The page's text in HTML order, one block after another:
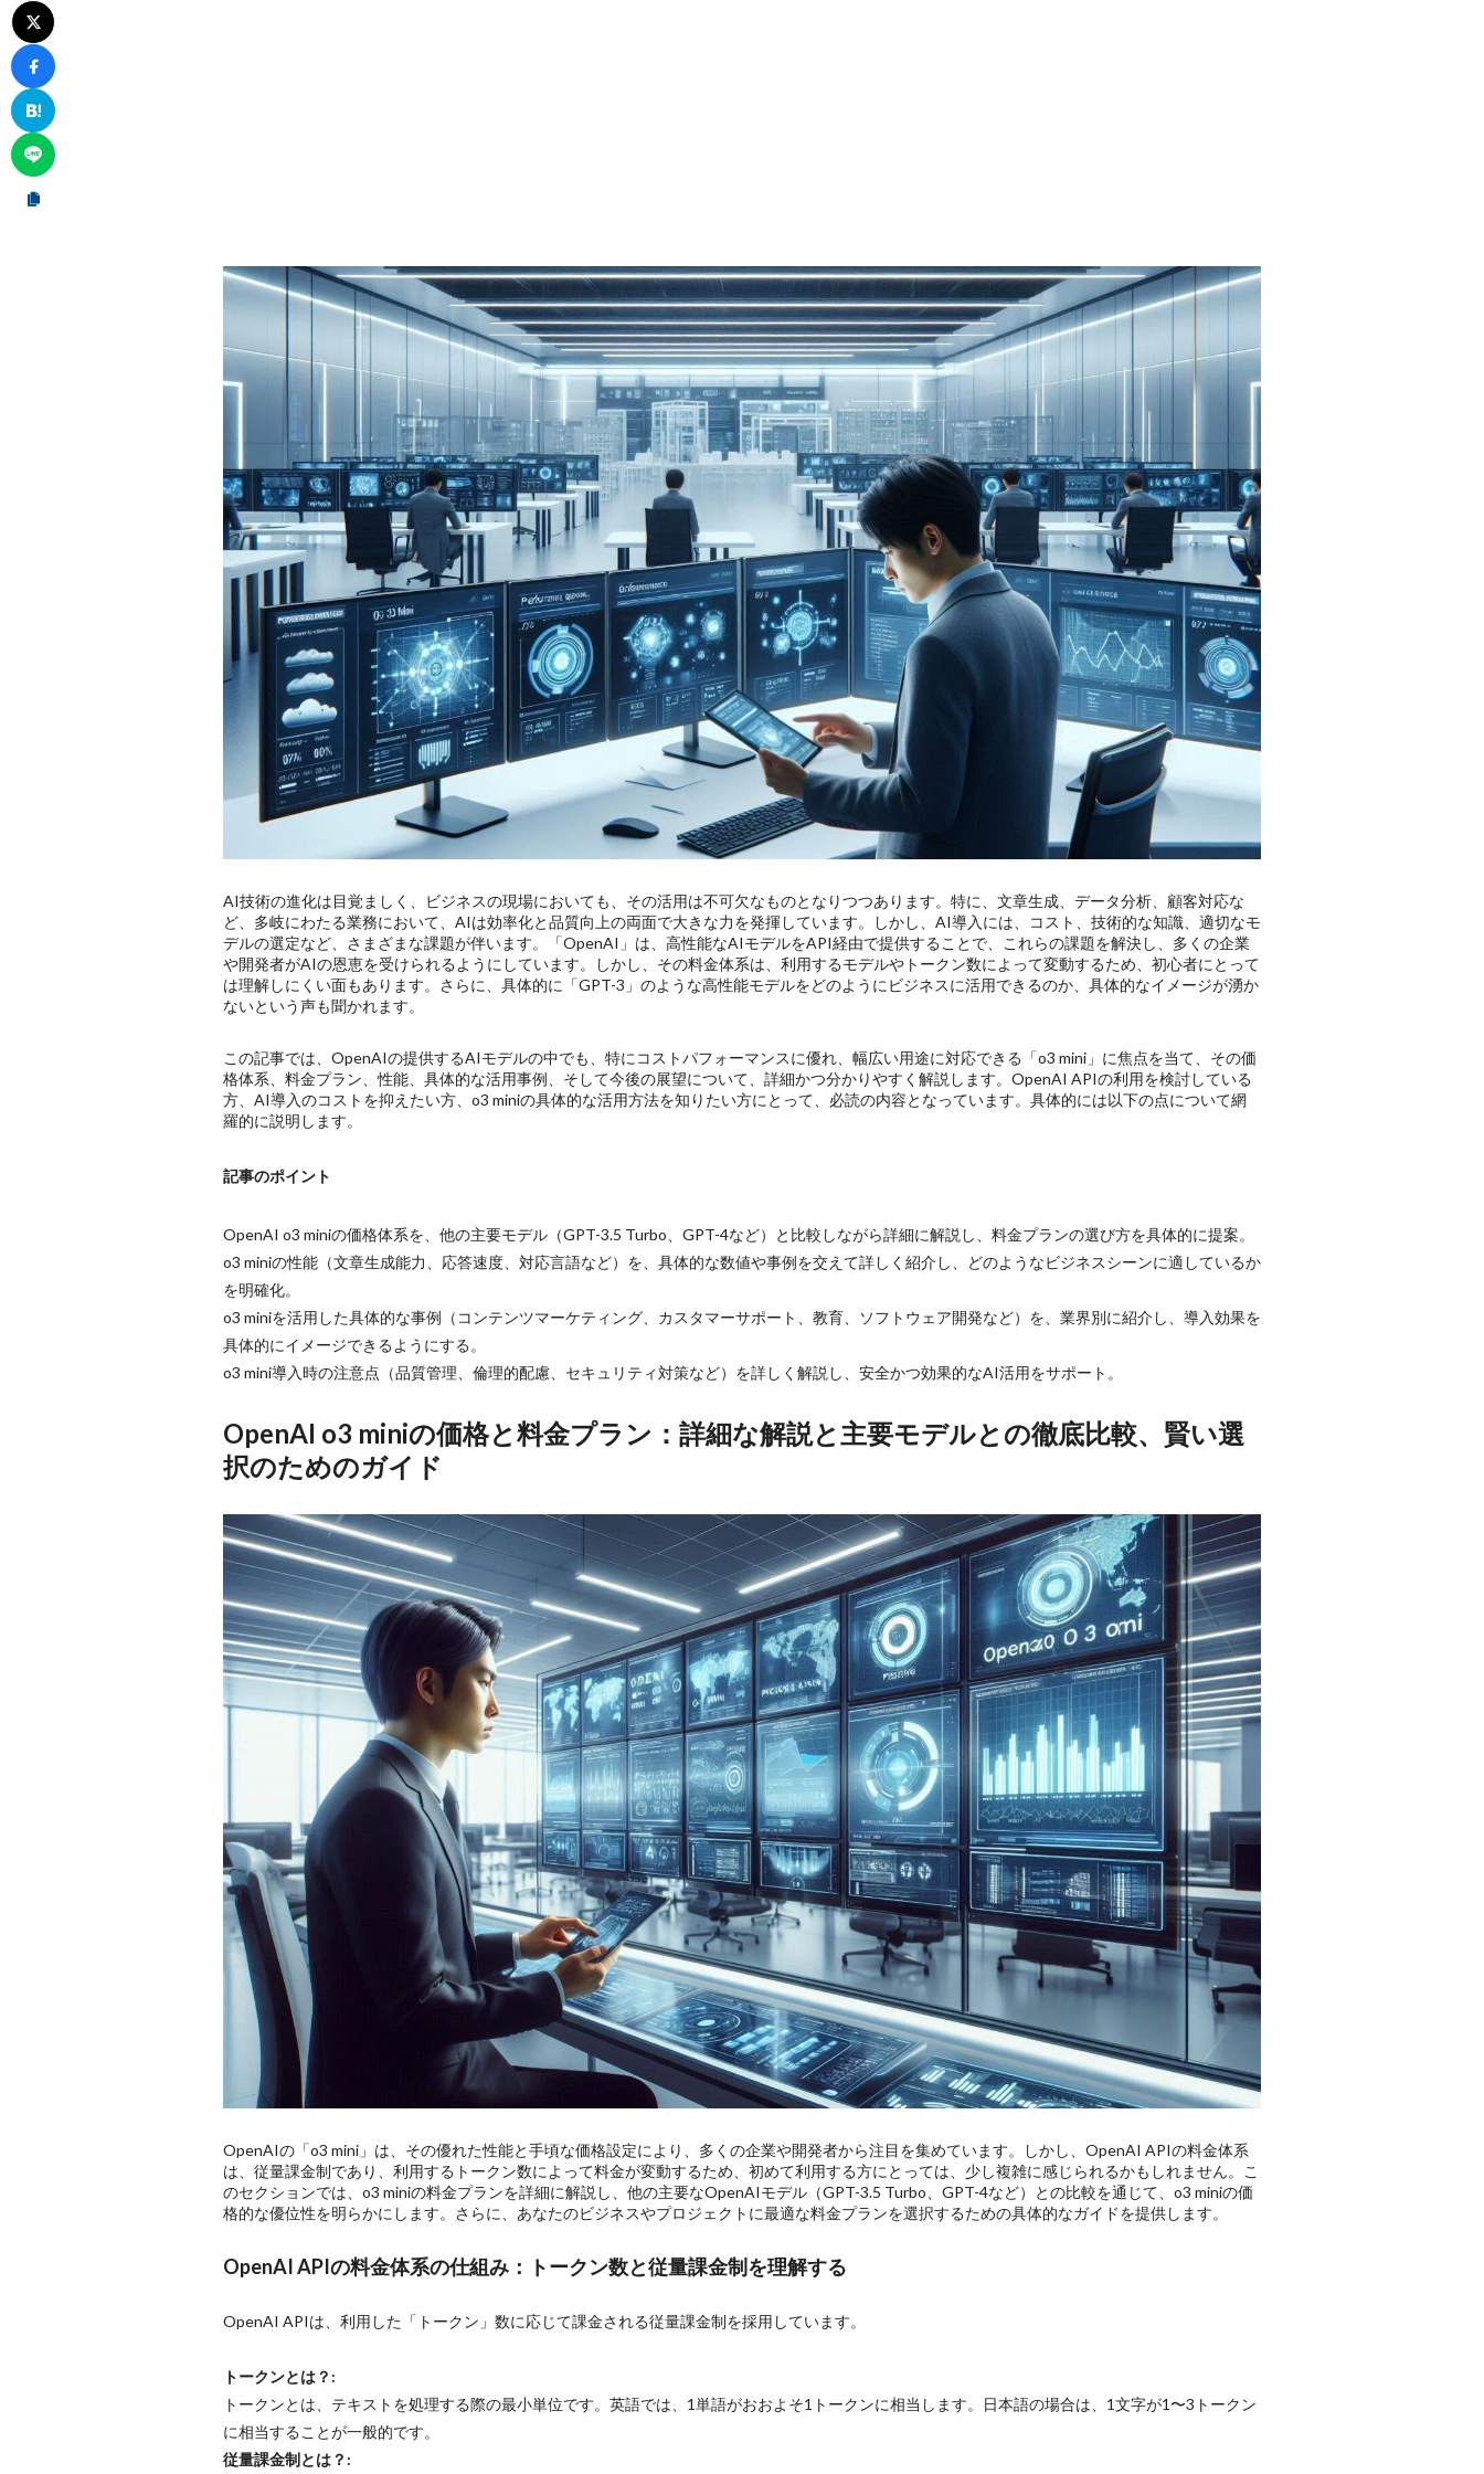
AI技術の進化は目覚ましく、ビジネスの現場においても、その活用は不可欠なものとなりつつあります。特に、文章生成、データ分析、顧客対応な
ど、多岐にわたる業務において、AIは効率化と品質向上の両面で大きな力を発揮しています。しかし、AI導入には、コスト、技術的な知識、適切なモ
デルの選定など、さまざまな課題が伴います。「OpenAI」は、高性能なAIモデルをAPI経由で提供することで、これらの課題を解決し、多くの企業
や開発者がAIの恩恵を受けられるようにしています。しかし、その料金体系は、利用するモデルやトークン数によって変動するため、初心者にとって
は理解しにくい面もあります。さらに、具体的に「GPT-3」のような高性能モデルをどのようにビジネスに活用できるのか、具体的なイメージが湧か
ないという声も聞かれます。
この記事では、OpenAIの提供するAIモデルの中でも、特にコストパフォーマンスに優れ、幅広い用途に対応できる「o3 mini」に焦点を当て、その価
格体系、料金プラン、性能、具体的な活用事例、そして今後の展望について、詳細かつ分かりやすく解説します。OpenAI APIの利用を検討している
方、AI導入のコストを抑えたい方、o3 miniの具体的な活用方法を知りたい方にとって、必読の内容となっています。具体的には以下の点について網
羅的に説明します。
記事のポイント
OpenAI o3 miniの価格体系を、他の主要モデル（GPT-3.5 Turbo、GPT-4など）と比較しながら詳細に解説し、料金プランの選び方を具体的に提案。
o3 miniの性能（文章生成能力、応答速度、対応言語など）を、具体的な数値や事例を交えて詳しく紹介し、どのようなビジネスシーンに適しているか
を明確化。
o3 miniを活用した具体的な事例（コンテンツマーケティング、カスタマーサポート、教育、ソフトウェア開発など）を、業界別に紹介し、導入効果を
具体的にイメージできるようにする。
o3 mini導入時の注意点（品質管理、倫理的配慮、セキュリティ対策など）を詳しく解説し、安全かつ効果的なAI活用をサポート。
OpenAI o3 miniの価格と料金プラン：詳細な解説と主要モデルとの徹底比較、賢い選
択のためのガイド
OpenAIの「o3 mini」は、その優れた性能と手頃な価格設定により、多くの企業や開発者から注目を集めています。しかし、OpenAI APIの料金体系
は、従量課金制であり、利用するトークン数によって料金が変動するため、初めて利用する方にとっては、少し複雑に感じられるかもしれません。こ
のセクションでは、o3 miniの料金プランを詳細に解説し、他の主要なOpenAIモデル（GPT-3.5 Turbo、GPT-4など）との比較を通じて、o3 miniの価
格的な優位性を明らかにします。さらに、あなたのビジネスやプロジェクトに最適な料金プランを選択するための具体的なガイドを提供します。
OpenAI APIの料金体系の仕組み：トークン数と従量課金制を理解する
OpenAI APIは、利用した「トークン」数に応じて課金される従量課金制を採用しています。
トークンとは？:
トークンとは、テキストを処理する際の最小単位です。英語では、1単語がおおよそ1トークンに相当します。日本語の場合は、1文字が1〜3トークン
に相当することが一般的です。
従量課金制とは？: